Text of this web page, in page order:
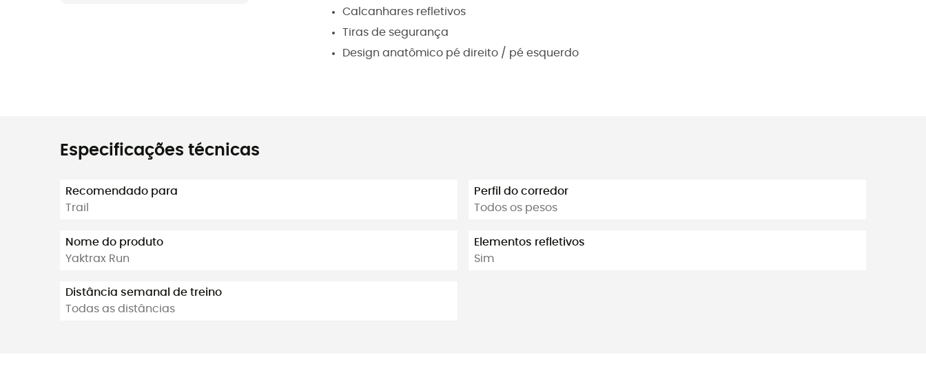
Calcanhares refletivos
Tiras de segurança
Design anatômico pé direito / pé esquerdo
Especificações técnicas
Recomendado para
Trail
Nome do produto
Yaktrax Run
Distância semanal de treino
Todas as distâncias
Perfil do corredor
Todos os pesos
Elementos refletivos
Sim